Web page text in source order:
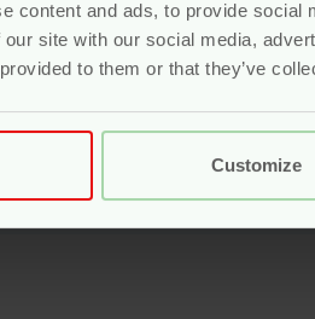
content and ads, to provide
site with our social media,
to them or that they’ve
Customize
dicht bij huis, in Duitsland of